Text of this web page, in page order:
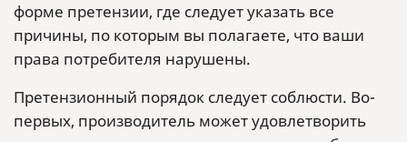
форме претензии, где следует указать все
причины, по которым вы полагаете, что ваши
права потребителя нарушены.
Претензионный порядок следует соблюсти. Во-
первых, производитель может удовлетворить